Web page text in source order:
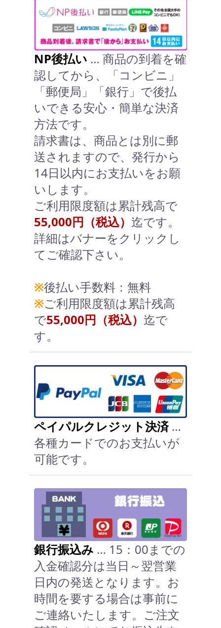
NP後払い … 商品の到着を確
認してから、「コンビニ」
「郵便局」「銀行」で後払
いできる安心・簡単な決済
方法です。
請求書は、商品とは別に郵
送されますので、発行から
14日以内にお支払いをお願
いします。
ご利用限度額は累計残高で
55,000円（税込） 迄です。
詳細はバナーをクリックし
てご確認下さい。
※後払い手数料：無料
※ご利用限度額は累計残高
で55,000円（税込） 迄で
す。
ペイパルクレジット決済…
各種カードでのお支払いが
可能です。
銀行振込み … 15：00までの
入金確認分は当日～翌営業
日内の発送となります。お
時間を要する場合は事前に
ご連絡いたします。ご注文